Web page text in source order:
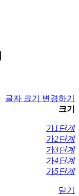
글자 크기 변경하기
크기
가1단계
가2단계
가3단계
가4단계
가5단계
닫기